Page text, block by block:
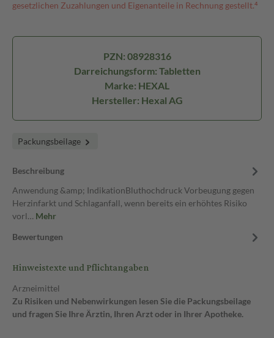
gesetzlichen Zuzahlungen und Eigenanteile in Rechnung gestellt.⁴
PZN: 08928316
Darreichungsform: Tabletten
Marke: HEXAL
Hersteller: Hexal AG
Packungsbeilage
Beschreibung
Anwendung &amp; IndikationBluthochdruck Vorbeugung gegen
Herzinfarkt und Schlaganfall, wenn bereits ein erhöhtes Risiko
vorl… Mehr
Bewertungen
Hinweistexte und Pflichtangaben
Arzneimittel
Zu Risiken und Nebenwirkungen lesen Sie die Packungsbeilage
und fragen Sie Ihre Ärztin, Ihren Arzt oder in Ihrer Apotheke.